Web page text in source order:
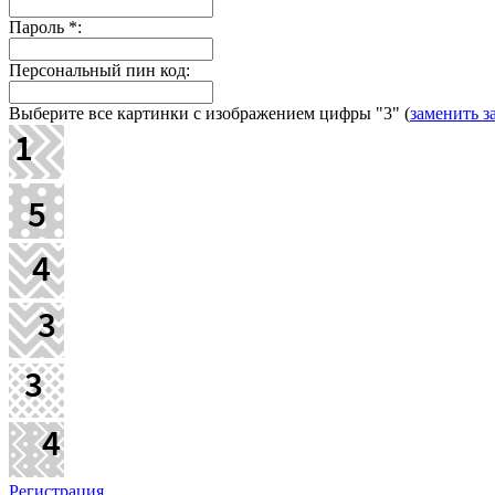
Пароль *:
Персональный пин код:
Выберите все картинки с изображением цифры "3" (заменить
Регистрация